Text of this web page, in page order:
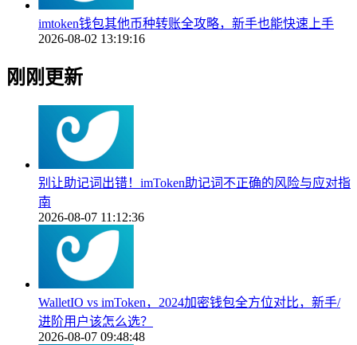
imtoken钱包其他币种转账全攻略，新手也能快速上手
2026-08-02 13:19:16
刚刚更新
别让助记词出错！imToken助记词不正确的风险与应对指
南
2026-08-07 11:12:36
WalletIO vs imToken，2024加密钱包全方位对比，新手/
进阶用户该怎么选？
2026-08-07 09:48:48